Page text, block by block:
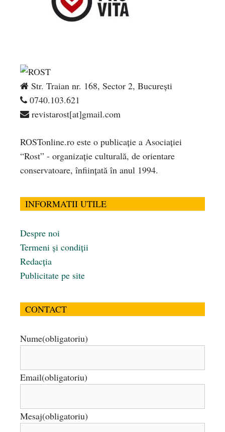
Str. Traian nr. 168, Sector 2, București
0740.103.621
revistarost[at]gmail.com
ROSTonline.ro este o publicaţie a Asociaţiei
“Rost” - organizaţie culturală, de orientare
conservatoare, înfiinţată în anul 1994.
INFORMATII UTILE
Despre noi
Termeni și condiții
Redacția
Publicitate pe site
CONTACT
Nume(obligatoriu)
Email(obligatoriu)
Mesaj(obligatoriu)